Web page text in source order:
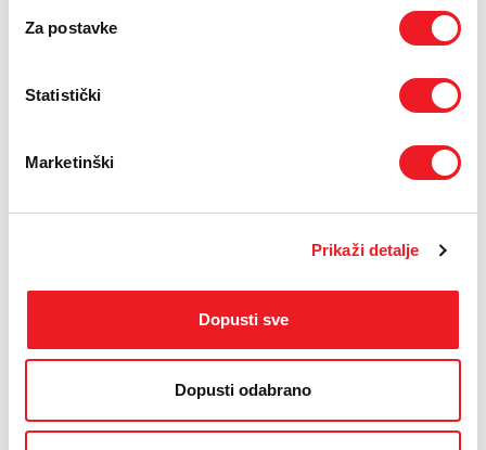
Za postavke
Statistički
Marketinški
Prikaži detalje
Dopusti sve
Dopusti odabrano
IZDVAJAMO IZ PONUDE